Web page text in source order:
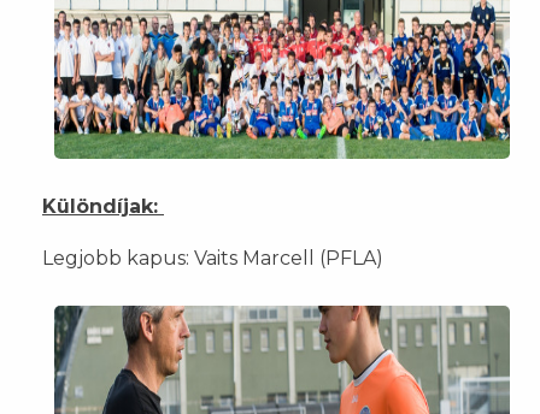
Különdíjak:
Legjobb kapus: Vaits Marcell (PFLA)